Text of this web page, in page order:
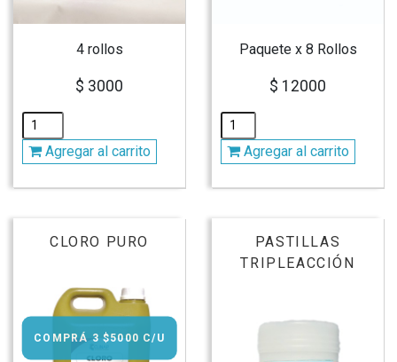
4 rollos
$ 3000
Agregar al carrito
Paquete x 8 Rollos
$ 12000
Agregar al carrito
CLORO PURO
COMPRÁ 3 $5000 C/U
PASTILLAS
TRIPLEACCIÓN